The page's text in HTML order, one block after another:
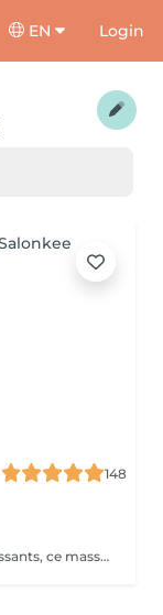
EN Login
148
Englobant une gamme de mouvements puissants, ce massage revigorant combine un massage suédois classique avec des techniques de compression et de points de déclenchement pour réduire la douleur. Réchauffant le corps, il stimule les muscles des cuisses, des épaules, des bras et du dos. Idéal pour les sportifs et les personnes souffrant de tensions